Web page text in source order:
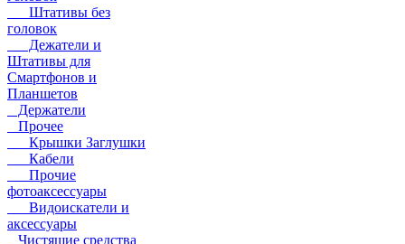
Штативы без
головок
Дежатели и
Штативы для
Смартфонов и
Планшетов
Держатели
Прочее
Крышки Заглушки
Кабели
Прочие
фотоаксессуары
Видоискатели и
аксессуары
Чистящие средства